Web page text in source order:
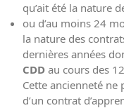
qu’ait été la nature
ou d’au moins 24
la nature des
dernières années
CDD au cours des
Cette ancienneté ne
d’un contrat